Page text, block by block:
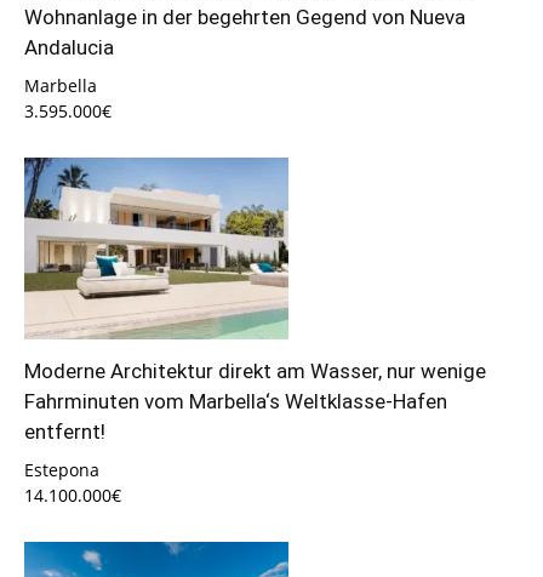
Wohnanlage in der begehrten Gegend von Nueva
Andalucia
Marbella
3.595.000€
Moderne Architektur direkt am Wasser, nur wenige
Fahrminuten vom Marbella‘s Weltklasse-Hafen
entfernt!
Estepona
14.100.000€